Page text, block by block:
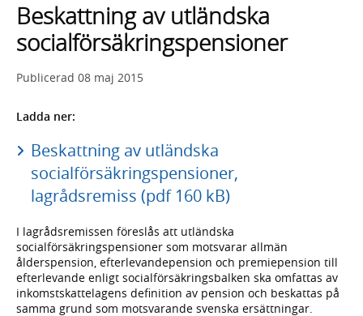
lista
med
sökförslag
Beskattning av utländska
socialförsäkringspensioner
Publicerad 08 maj 2015
Ladda ner:
Beskattning av utländska
socialförsäkringspensioner,
lagrådsremiss (pdf 160 kB)
I lagrådsremissen föreslås att utländska
socialförsäkringspensioner som motsvarar allmän
ålderspension, efterlevandepension och premiepension till
efterlevande enligt socialförsäkringsbalken ska omfattas av
inkomstskattelagens definition av pension och beskattas på
samma grund som motsvarande svenska ersättningar.